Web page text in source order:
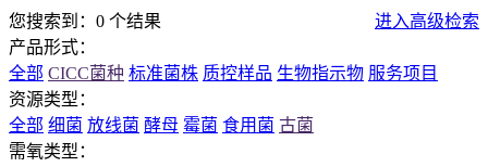
您搜索到：0 个结果
进入高级检索
产品形式：
全部 CICC菌种 标准菌株 质控样品 生物指示物 服务项目
资源类型：
全部 细菌 放线菌 酵母 霉菌 食用菌 古菌
需氧类型：